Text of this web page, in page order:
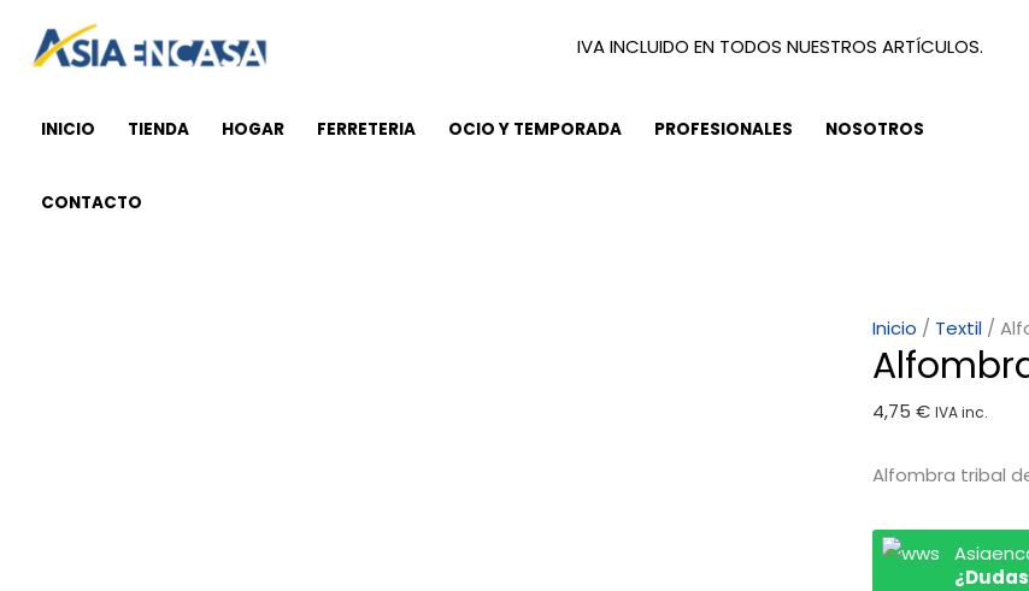
IVA INCLUIDO EN TODOS NUESTROS ARTÍCULOS.
INICIO TIENDA HOGAR FERRETERIA OCIO Y TEMPORADA PROFESIONALES NOSOTROS
CONTACTO
Inicio / Textil /
4,75€ IVA inc.
Alfombra tribal
Alfombra
tribal
cantidad